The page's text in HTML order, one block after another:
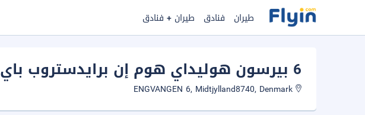
طيران فنادق طيران + فنادق
6 بيرسون هوليداي هوم إن برايدستروب باي تراوم